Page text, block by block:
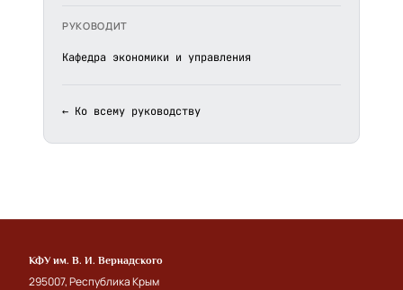
РУКОВОДИТ
Кафедра экономики и управления
← Ко всему руководству
КФУ им. В. И. Вернадского
295007, Республика Крым